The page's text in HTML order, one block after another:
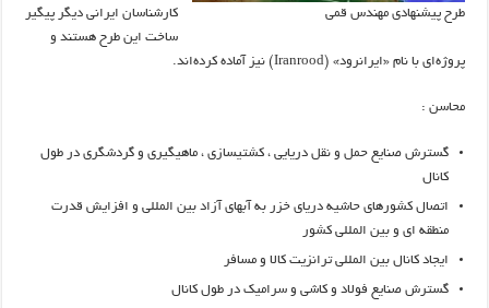
طرح پیشنهادی مهندس قمی
کارشناسان ایرانی دیگر پیگیر
ساخت این طرح هستند و
پروژه‌ای با نام «ایرانرود» (Iranrood) نیز آماده کرده‌اند.
محاسن :
گسترش صنایع حمل و نقل دریایی ، کشتیسازی ، ماهیگیری و گردشگری در طول
کانال
اتصال کشورهای حاشیه دریای خزر به آبهای آزاد بین المللی و افزایش قدرت
منطقه ای و بین المللی کشور
ایجاد کانال بین المللی ترانزیت کالا و مسافر
گسترش صنایع فولاد و کاشی و سرامیک در طول کانال